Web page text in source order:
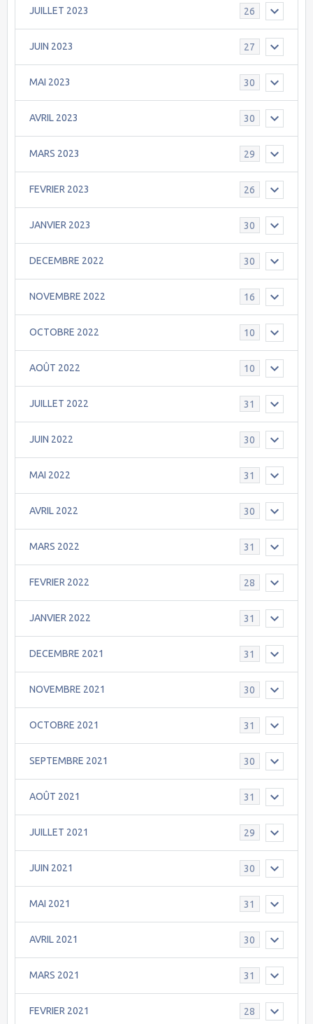
JUILLET 2023 26
JUIN 2023 27
MAI 2023 30
AVRIL 2023 30
MARS 2023 29
FEVRIER 2023 26
JANVIER 2023 30
DECEMBRE 2022 30
NOVEMBRE 2022 16
OCTOBRE 2022 10
AOÛT 2022 10
JUILLET 2022 31
JUIN 2022 30
MAI 2022 31
AVRIL 2022 30
MARS 2022 31
FEVRIER 2022 28
JANVIER 2022 31
DECEMBRE 2021 31
NOVEMBRE 2021 30
OCTOBRE 2021 31
SEPTEMBRE 2021 30
AOÛT 2021 31
JUILLET 2021 29
JUIN 2021 30
MAI 2021 31
AVRIL 2021 30
MARS 2021 31
FEVRIER 2021 28